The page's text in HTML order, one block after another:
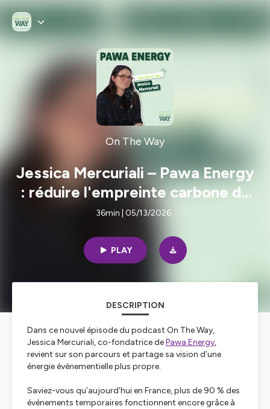
On The Way
Jessica Mercuriali – Pawa Energy
: réduire l'empreinte carbone de
l'énergie mobile
36min | 05/13/2026
PLAY
DESCRIPTION
Dans ce nouvel épisode du podcast On The Way,
Jessica Mercuriali, co-fondatrice dePawa Energy,
revient sur son parcours et partage sa vision d’une
énergie événementielle plus propre.
Saviez-vous qu’aujourd’hui en France, plus de 90 % des
événements temporaires fonctionnent encore grâce à